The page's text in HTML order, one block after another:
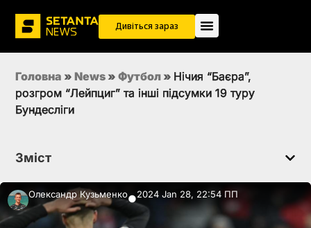
Дивіться зараз
Головна » News » Футбол » Нічия “Баєра”,
розгром “Лейпциг” та інші підсумки 19 туру
Бундесліги
Зміст
Олександр Кузьменко●2024 Jan 28, 22:54 ПП